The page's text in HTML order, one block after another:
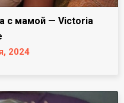
с мамой — Victoria
2024